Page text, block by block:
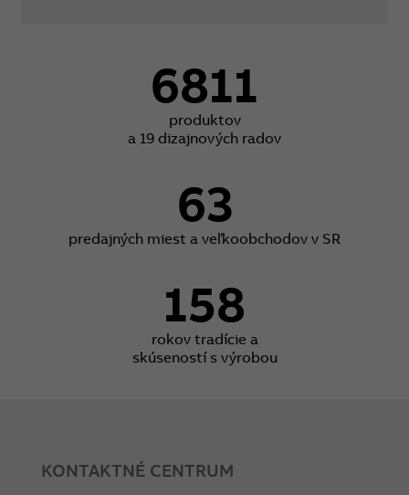
6811
produktov
a 19 dizajnových radov
63
predajných miest a veľkoobchodov v SR
158
rokov tradície a
skúseností s výrobou
KONTAKTNÉ CENTRUM